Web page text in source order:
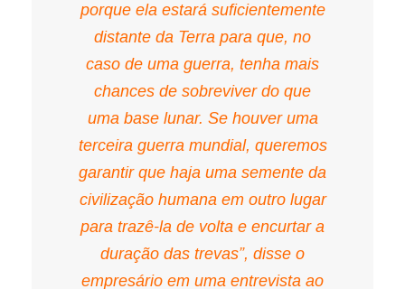
porque ela estará suficientemente
distante da Terra para que, no
caso de uma guerra, tenha mais
chances de sobreviver do que
uma base lunar. Se houver uma
terceira guerra mundial, queremos
garantir que haja uma semente da
civilização humana em outro lugar
para trazê-la de volta e encurtar a
duração das trevas”, disse o
empresário em uma entrevista ao